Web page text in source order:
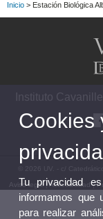
Inicio > Estación Biológica
Instituto
© 2026 UV. - c/
Aviso legal|Accesibilidad|
Cookies
Tu privacidad
informamos que
para realizar